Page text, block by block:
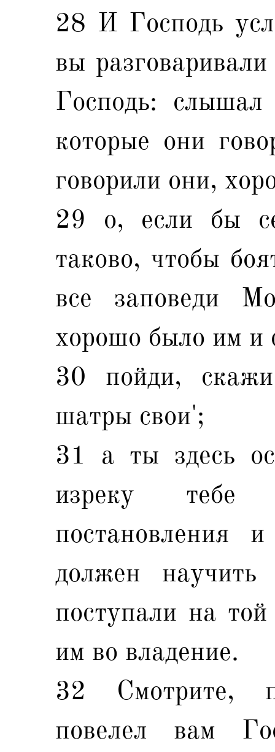
28 И Господь
вы
Господь:
которые они
говорили они,
29 о, если бы
таково, чтобы
все заповеди
хорошо было им и
30 пойди,
шатры свои';
31 а ты здесь
изреку
постановления
должен
поступали на
им во владение.
32 Смотрите,
повелел вам